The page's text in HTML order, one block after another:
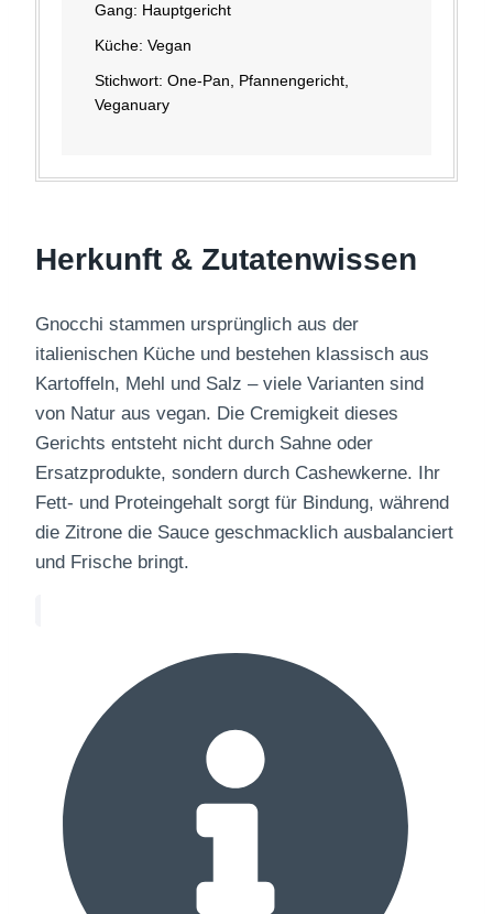
Gang: Hauptgericht
Küche: Vegan
Stichwort: One-Pan, Pfannengericht,
Veganuary
Herkunft & Zutatenwissen
Gnocchi stammen ursprünglich aus der
italienischen Küche und bestehen klassisch aus
Kartoffeln, Mehl und Salz – viele Varianten sind
von Natur aus vegan. Die Cremigkeit dieses
Gerichts entsteht nicht durch Sahne oder
Ersatzprodukte, sondern durch Cashewkerne. Ihr
Fett- und Proteingehalt sorgt für Bindung, während
die Zitrone die Sauce geschmacklich ausbalanciert
und Frische bringt.